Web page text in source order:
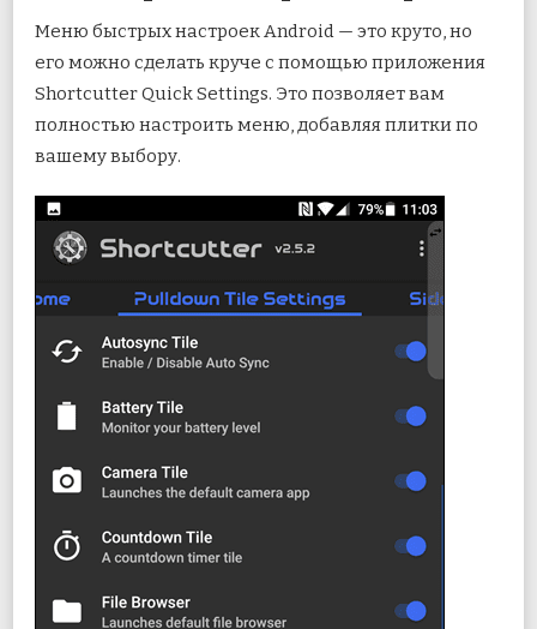
Меню быстрых настроек Android — это круто, но
его можно сделать круче с помощью приложения
Shortcutter Quick Settings. Это позволяет вам
полностью настроить меню, добавляя плитки по
вашему выбору.